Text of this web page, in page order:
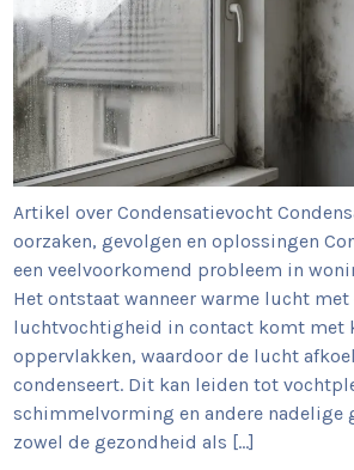
Artikel over Condensatievocht
oorzaken, gevolgen en oplossingen
een veelvoorkomend probleem in
Het ontstaat wanneer warme lucht met
luchtvochtigheid in contact komt met
oppervlakken, waardoor de lucht
condenseert. Dit kan leiden tot
schimmelvorming en andere nadelige
zowel de gezondheid als […]